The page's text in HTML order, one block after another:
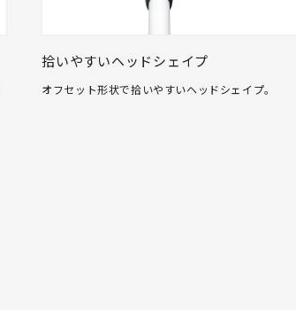
拾いやすいヘッドシェイプ
オフセット形状で拾いやすいヘッドシェイプ。